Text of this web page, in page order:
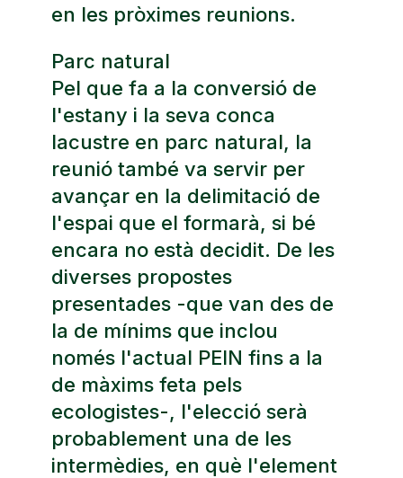
en les pròximes reunions.
Parc natural
Pel que fa a la conversió de
l'estany i la seva conca
lacustre en parc natural, la
reunió també va servir per
avançar en la delimitació de
l'espai que el formarà, si bé
encara no està decidit. De les
diverses propostes
presentades -que van des de
la de mínims que inclou
només l'actual PEIN fins a la
de màxims feta pels
ecologistes-, l'elecció serà
probablement una de les
intermèdies, en què l'element